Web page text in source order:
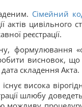
Сімейний
цивільного
реєстрації.
формулювання
висновок,
складення Акта.
висока
шлюбу